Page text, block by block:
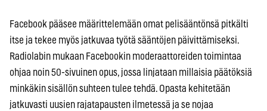
Facebook pääsee määrittelemään omat pelisääntönsä pitkälti
itse ja tekee myös jatkuvaa työtä sääntöjen päivittämiseksi.
Radiolabin mukaan Facebookin moderaattoreiden toimintaa
ohjaa noin 50-sivuinen opus, jossa linjataan millaisia päätöksiä
minkäkin sisällön suhteen tulee tehdä. Opasta kehitetään
jatkuvasti uusien rajatapausten ilmetessä ja se nojaa